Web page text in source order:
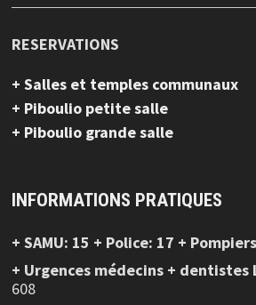
RESERVATIONS
+ Salles et temples communaux
+ Piboulio petite salle
+ Piboulio grande salle
INFORMATIONS PRATIQUES
+ SAMU: 15 + Police: 17 +
+ Urgences médecins + dentistes
608